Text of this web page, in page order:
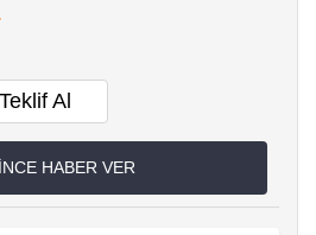
Al
HABER VER